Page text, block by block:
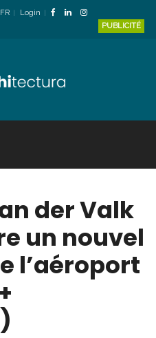
FR
Login
PUBLICITÉ
der Valk
un nouvel
l’aéroport